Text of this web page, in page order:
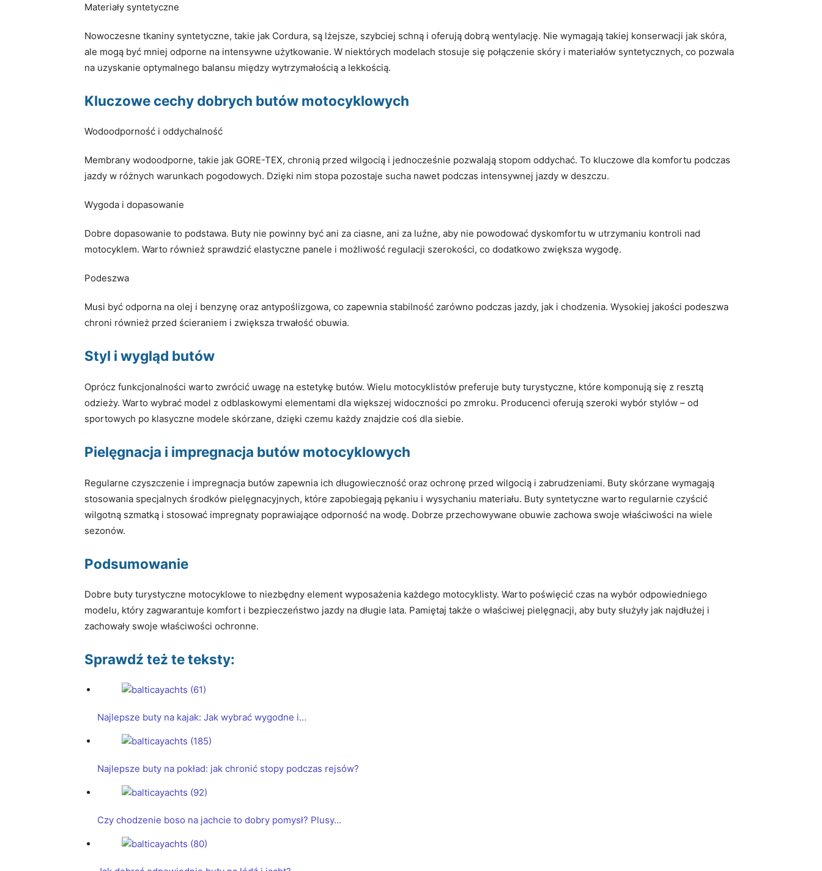
Materiały syntetyczne
Nowoczesne tkaniny syntetyczne, takie jak Cordura, są lżejsze, szybciej schną i oferują dobrą wentylację. Nie wymagają takiej konserwacji jak skóra,
ale mogą być mniej odporne na intensywne użytkowanie. W niektórych modelach stosuje się połączenie skóry i materiałów syntetycznych, co pozwala
na uzyskanie optymalnego balansu między wytrzymałością a lekkością.
Kluczowe cechy dobrych butów motocyklowych
Wodoodporność i oddychalność
Membrany wodoodporne, takie jak GORE-TEX, chronią przed wilgocią i jednocześnie pozwalają stopom oddychać. To kluczowe dla komfortu podczas
jazdy w różnych warunkach pogodowych. Dzięki nim stopa pozostaje sucha nawet podczas intensywnej jazdy w deszczu.
Wygoda i dopasowanie
Dobre dopasowanie to podstawa. Buty nie powinny być ani za ciasne, ani za luźne, aby nie powodować dyskomfortu w utrzymaniu kontroli nad
motocyklem. Warto również sprawdzić elastyczne panele i możliwość regulacji szerokości, co dodatkowo zwiększa wygodę.
Podeszwa
Musi być odporna na olej i benzynę oraz antypoślizgowa, co zapewnia stabilność zarówno podczas jazdy, jak i chodzenia. Wysokiej jakości podeszwa
chroni również przed ścieraniem i zwiększa trwałość obuwia.
Styl i wygląd butów
Oprócz funkcjonalności warto zwrócić uwagę na estetykę butów. Wielu motocyklistów preferuje buty turystyczne, które komponują się z resztą
odzieży. Warto wybrać model z odblaskowymi elementami dla większej widoczności po zmroku. Producenci oferują szeroki wybór stylów – od
sportowych po klasyczne modele skórzane, dzięki czemu każdy znajdzie coś dla siebie.
Pielęgnacja i impregnacja butów motocyklowych
Regularne czyszczenie i impregnacja butów zapewnia ich długowieczność oraz ochronę przed wilgocią i zabrudzeniami. Buty skórzane wymagają
stosowania specjalnych środków pielęgnacyjnych, które zapobiegają pękaniu i wysychaniu materiału. Buty syntetyczne warto regularnie czyścić
wilgotną szmatką i stosować impregnaty poprawiające odporność na wodę. Dobrze przechowywane obuwie zachowa swoje właściwości na wiele
sezonów.
Podsumowanie
Dobre buty turystyczne motocyklowe to niezbędny element wyposażenia każdego motocyklisty. Warto poświęcić czas na wybór odpowiedniego
modelu, który zagwarantuje komfort i bezpieczeństwo jazdy na długie lata. Pamiętaj także o właściwej pielęgnacji, aby buty służyły jak najdłużej i
zachowały swoje właściwości ochronne.
Sprawdź też te teksty:
Najlepsze buty na kajak: Jak wybrać wygodne i…
Najlepsze buty na pokład: jak chronić stopy podczas rejsów?
Czy chodzenie boso na jachcie to dobry pomysł? Plusy…